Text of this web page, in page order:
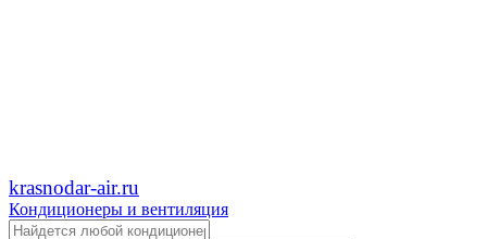
krasnodar-air.ru
Кондиционеры и вентиляция